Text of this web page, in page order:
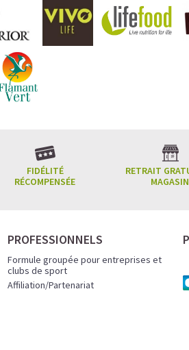
FIDÉLITÉ
RÉCOMPENSÉE
RETRAIT
MAGASIN
PROFESSIONNELS
Formule groupée pour entreprises et
clubs de sport
Affiliation/Partenariat